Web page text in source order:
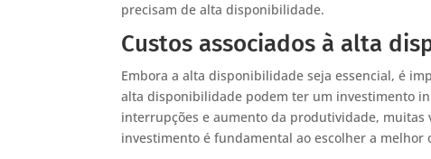
precisam de alta disponibilidade.
Custos associados à alta
Embora a alta disponibilidade seja essencial, é
alta disponibilidade podem ter um investimento
interrupções e aumento da produtividade, muitas
investimento é fundamental ao escolher a melhor